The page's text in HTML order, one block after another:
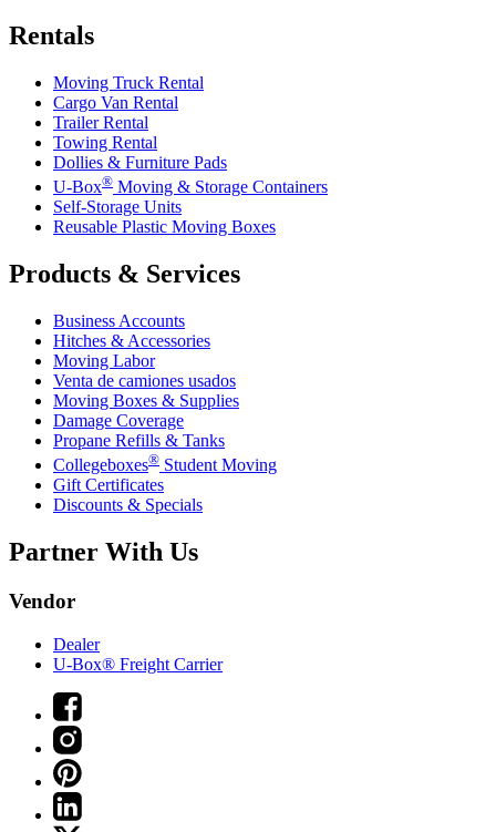
Rentals
Moving Truck Rental
Cargo Van Rental
Trailer Rental
Towing Rental
Dollies & Furniture Pads
U-Box® Moving & Storage Containers
Self-Storage Units
Reusable Plastic Moving Boxes
Products & Services
Business Accounts
Hitches & Accessories
Moving Labor
Venta de camiones usados
Moving Boxes & Supplies
Damage Coverage
Propane Refills & Tanks
Collegeboxes® Student Moving
Gift Certificates
Discounts & Specials
Partner With Us
Vendor
Dealer
U-Box® Freight Carrier